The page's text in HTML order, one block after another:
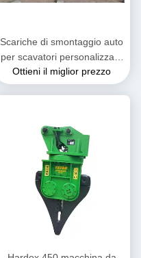
Scariche di smontaggio auto
per scavatori personalizzate
per l'industria del riciclaggio
Ottieni il miglior prezzo